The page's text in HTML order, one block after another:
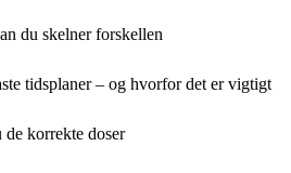
du skelner forskellen
tidsplaner – og hvorfor det er vigtigt
de korrekte doser